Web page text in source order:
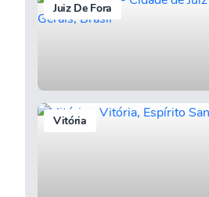
Juiz De Fora
Vitória